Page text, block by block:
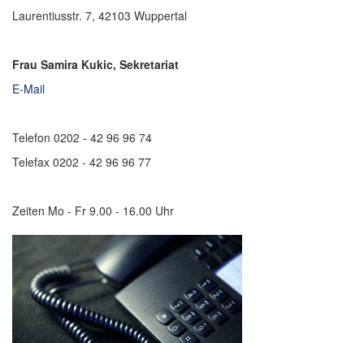
Laurentiusstr. 7, 42103 Wuppertal
Frau Samira Kukic, Sekretariat
E-Mail
Telefon 0202 - 42 96 96 74
Telefax 0202 - 42 96 96 77
Zeiten Mo - Fr 9.00 - 16.00 Uhr